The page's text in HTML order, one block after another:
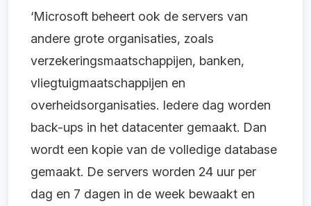
‘Microsoft beheert ook de servers van
andere grote organisaties, zoals
verzekeringsmaatschappijen, banken,
vliegtuigmaatschappijen en
overheidsorganisaties. Iedere dag worden
back-ups in het datacenter gemaakt. Dan
wordt een kopie van de volledige database
gemaakt. De servers worden 24 uur per
dag en 7 dagen in de week bewaakt en